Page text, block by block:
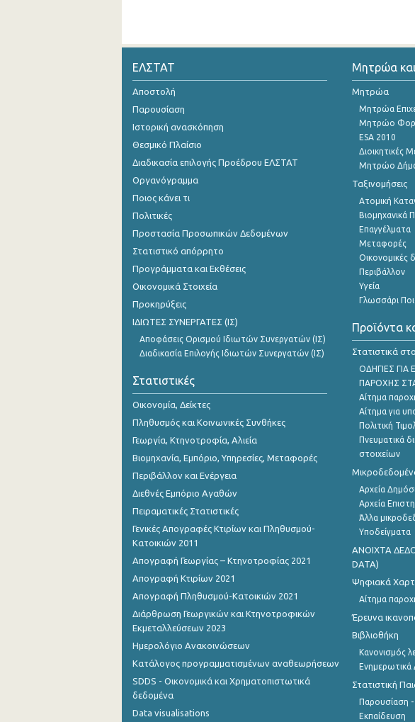
ΕΛΣΤΑΤ
Αποστολή
Παρουσίαση
Ιστορική ανασκόπηση
Θεσμικό Πλαίσιο
Διαδικασία επιλογής Προέδρου ΕΛΣΤΑΤ
Οργανόγραμμα
Ποιος κάνει τι
Πολιτικές
Προστασία Προσωπικών Δεδομένων
Στατιστικό απόρρητο
Προγράμματα και Εκθέσεις
Οικονομικά Στοιχεία
Προκηρύξεις
ΙΔΙΩΤΕΣ ΣΥΝΕΡΓΑΤΕΣ (ΙΣ)
Αποφάσεις Ορισμού Ιδιωτών Συνεργατών (ΙΣ)
Διαδικασία Επιλογής Ιδιωτών Συνεργατών (ΙΣ)
Στατιστικές
Οικονομία, Δείκτες
Πληθυσμός και Κοινωνικές Συνθήκες
Γεωργία, Κτηνοτροφία, Αλιεία
Βιομηχανία, Εμπόριο, Υπηρεσίες, Μεταφορές
Περιβάλλον και Ενέργεια
Διεθνές Εμπόριο Αγαθών
Πειραματικές Στατιστικές
Γενικές Απογραφές Κτιρίων και Πληθυσμού-
Κατοικιών 2011
Απογραφή Γεωργίας – Κτηνοτροφίας 2021
Απογραφή Κτιρίων 2021
Απογραφή Πληθυσμού-Κατοικιών 2021
Διάρθρωση Γεωργικών και Κτηνοτροφικών
Εκμεταλλεύσεων 2023
Ημερολόγιο Ανακοινώσεων
Κατάλογος προγραμματισμένων αναθεωρήσεων
SDDS - Οικονομικά και Χρηματοπιστωτικά
δεδομένα
Data visualisations
Μητρώα και
Μητρώα
Μητρώα
Μητρώο
ESA 2010
Διοικητικές
Μητρώο
Ταξινομήσεις
Ατομική
Βιομηχανικά
Επαγγέλματα
Μεταφορές
Οικονομικές
Περιβάλλον
Υγεία
Γλωσσάρι
Προϊόντα
Στατιστικά
ΟΔΗΓΙΕΣ
ΠΑΡΟΧΗΣ
Αίτημα
Αίτημα για
Πολιτική
Πνευματικά
στοιχείων
Αρχεία
Αρχεία
Άλλα
Υποδείγματα
ANOIXTA
DATA)
Ψηφιακά
Αίτημα
Έρευνα
Βιβλιοθήκη
Κανονισμός
Ενημερωτικά
Στατιστική
Παρουσίαση
Εκπαίδευση